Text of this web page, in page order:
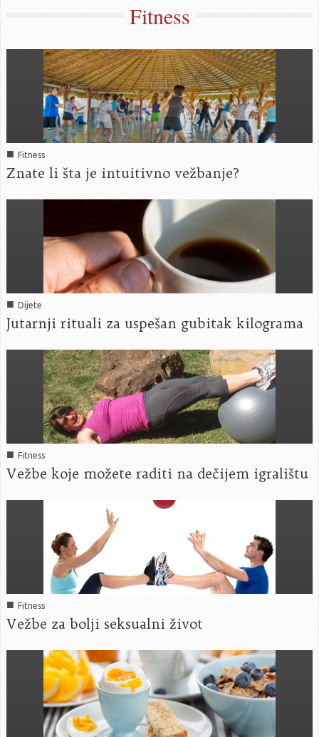
Fitness
■ Fitness
Znate li šta je intuitivno vežbanje?
■ Dijete
Jutarnji rituali za uspešan gubitak kilograma
■ Fitness
Vežbe koje možete raditi na dečijem igralištu
■ Fitness
Vežbe za bolji seksualni život